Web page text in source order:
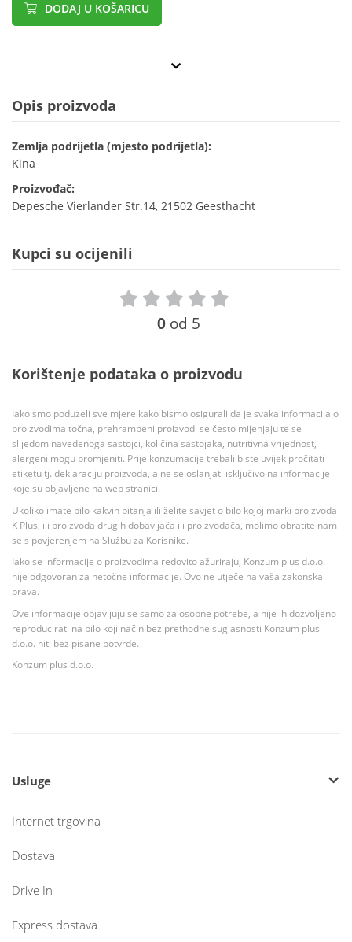
DODAJ U KOŠARICU
Opis proizvoda
Zemlja podrijetla (mjesto podrijetla):
Kina
Proizvođač:
Depesche Vierlander Str.14, 21502 Geesthacht
Kupci su ocijenili
0 od 5
Korištenje podataka o proizvodu
Iako smo poduzeli sve mjere kako bismo osigurali da je svaka informacija o
proizvodima točna, prehrambeni proizvodi se često mijenjaju te se
slijedom navedenoga sastojci, količina sastojaka, nutritivna vrijednost,
alergeni mogu promjeniti. Prije konzumacije trebali biste uvijek pročitati
etiketu tj. deklaraciju proizvoda, a ne se oslanjati isključivo na informacije
koje su objavljene na web stranici.
Ukoliko imate bilo kakvih pitanja ili želite savjet o bilo kojoj marki proizvoda
K Plus, ili proizvoda drugih dobavljača ili proizvođača, molimo obratite nam
se s povjerenjem na Službu za Korisnike.
Iako se informacije o proizvodima redovito ažuriraju, Konzum plus d.o.o.
nije odgovoran za netočne informacije. Ovo ne utječe na vaša zakonska
prava.
Ove informacije objavljuju se samo za osobne potrebe, a nije ih dozvoljeno
reproducirati na bilo koji način bez prethodne suglasnosti Konzum plus
d.o.o. niti bez pisane potvrde.
Konzum plus d.o.o.
Usluge
Internet trgovina
Dostava
Drive In
Express dostava